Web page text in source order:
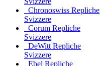
Chronoswiss Repliche
Svizzere
Corum Repliche
Svizzere
DeWitt Repliche
Svizzere
Ebel Repliche